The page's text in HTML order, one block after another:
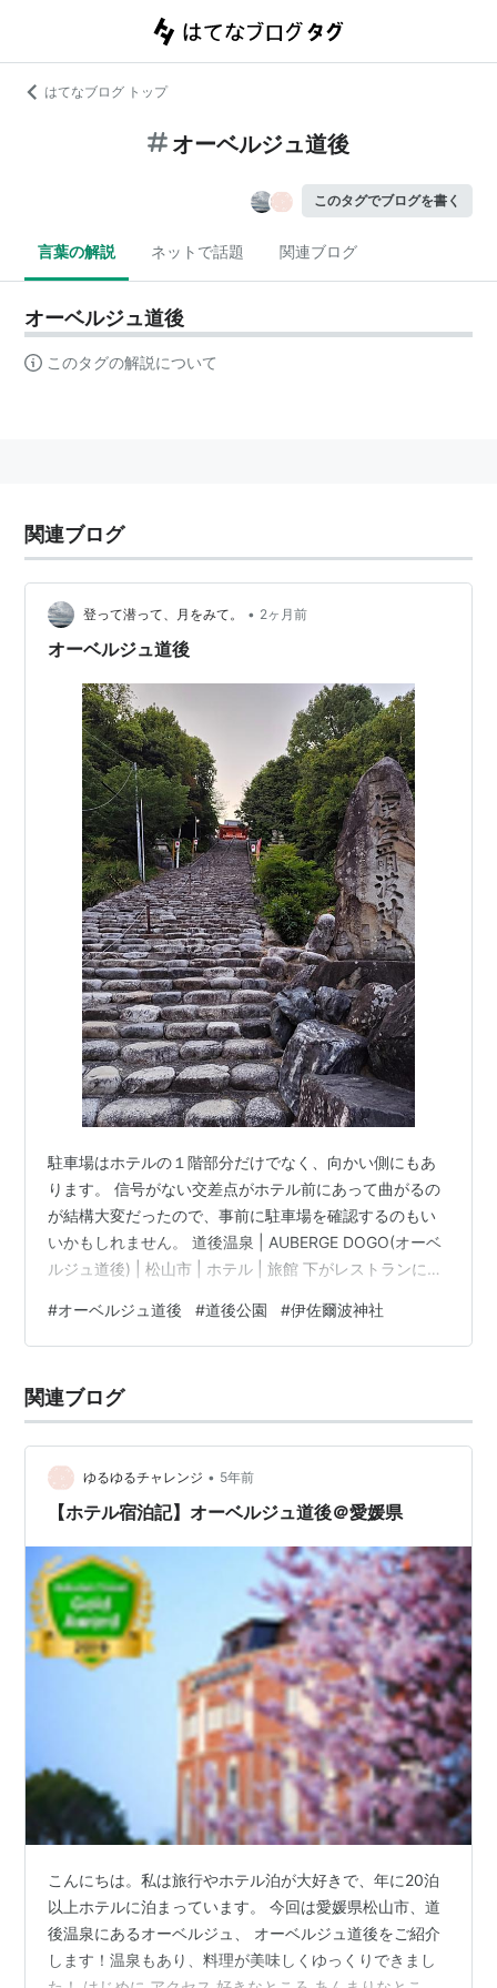
はてなブログ トップ
オーベルジュ道後
このタグでブログを書く
言葉の解説 ネットで話題 関連ブログ
オーベルジュ道後
このタグの解説について
関連ブログ
登って潜って、月をみて。 • 2ヶ月前
オーベルジュ道後
駐車場はホテルの１階部分だけでなく、向かい側にもあ
ります。 信号がない交差点がホテル前にあって曲がるの
が結構大変だったので、事前に駐車場を確認するのもい
いかもしれません。 道後温泉 | AUBERGE DOGO(オーベ
ルジュ道後) | 松山市 | ホテル | 旅館 下がレストランにな
こそ！って歓迎してくれてますね。 ゆったりとしたラウ
ンジには、フリードリンクコーナー（夜はクローズ）が
類のみかんジュースが！ １日でこんなにみかんジュース
を飲んだことないです。 明浜みかんジュースがとてもお
#オーベルジュ道後 #道後公園 #伊佐爾波神社
関連ブログ
ゆるゆるチャレンジ • 5年前
【ホテル宿泊記】オーベルジュ道後＠愛媛県
こんにちは。私は旅行やホテル泊が大好きで、年に20泊
以上ホテルに泊まっています。 今回は愛媛県松山市、道
後温泉にあるオーベルジュ、 オーベルジュ道後をご紹介
します！温泉もあり、料理が美味しくゆっくりできまし